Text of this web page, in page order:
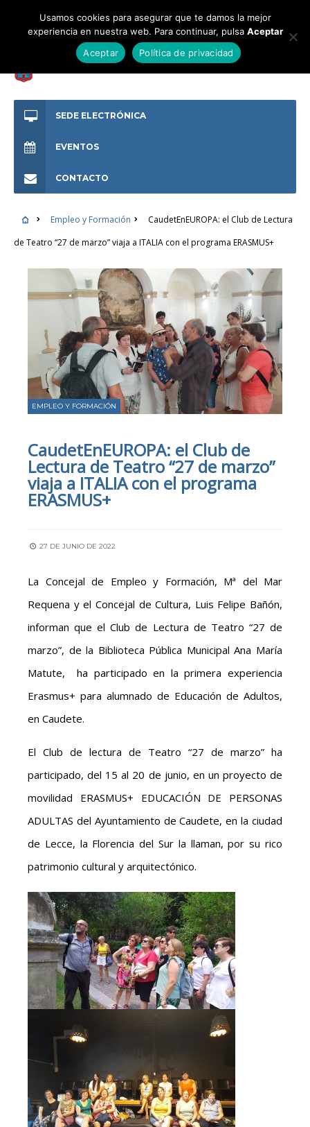
SEDE ELECTRÓNICA
EVENTOS
CONTACTO
Empleo y Formación
CaudetEnEUROPA: el Club de Lectura
de Teatro “27 de marzo” viaja a ITALIA con el programa ERASMUS+
EMPLEO Y FORMACIÓN
CaudetEnEUROPA: el Club de
Lectura de Teatro “27 de marzo”
viaja a ITALIA con el programa
ERASMUS+
27 DE JUNIO DE 2022
La Concejal de Empleo y Formación, Mª del Mar
Requena y el Concejal de Cultura, Luis Felipe Bañón,
informan que el Club de Lectura de Teatro “27 de
marzo”, de la Biblioteca Pública Municipal Ana María
Matute, ha participado en la primera experiencia
Erasmus+ para alumnado de Educación de Adultos,
en Caudete.
El Club de lectura de Teatro “27 de marzo” ha
participado, del 15 al 20 de junio, en un proyecto de
movilidad ERASMUS+ EDUCACIÓN DE PERSONAS
ADULTAS del Ayuntamiento de Caudete, en la ciudad
de Lecce, la Florencia del Sur la llaman, por su rico
patrimonio cultural y arquitectónico.
Usamos cookies para asegurar que te damos la mejor
experiencia en nuestra web. Para continuar, pulsa Aceptar
Aceptar
Política de privacidad